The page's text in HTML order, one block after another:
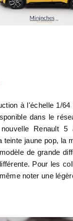
à l'échelle 1/
dans le
Renault
teinte jaune pop, la
de grande
Pour les
noter une